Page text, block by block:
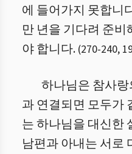
에 들어가지 못합니
만 년을 기다려 준
야 합니다. (270-240,
하나님은 참사
과 연결되면 모두가
는 하나님을 대신한
남편과 아내는 서로